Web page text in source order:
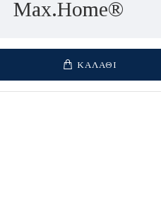
Max.Home®
ΚΑΛΆΘΙ